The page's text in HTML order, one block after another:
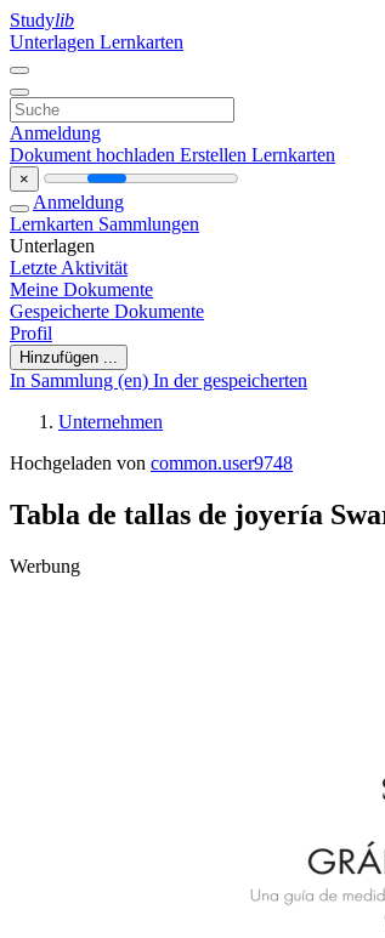
Studylib
Unterlagen Lernkarten
Anmeldung
Dokument hochladen Erstellen Lernkarten
×
Anmeldung
Lernkarten Sammlungen
Unterlagen
Letzte Aktivität
Meine Dokumente
Gespeicherte Dokumente
Profil
Hinzufügen ...
In Sammlung (en) In der gespeicherten
Unternehmen
Hochgeladen von common.user9748
Tabla de tallas de joyería
Werbung